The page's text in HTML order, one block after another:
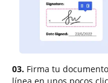
03. Firma tu